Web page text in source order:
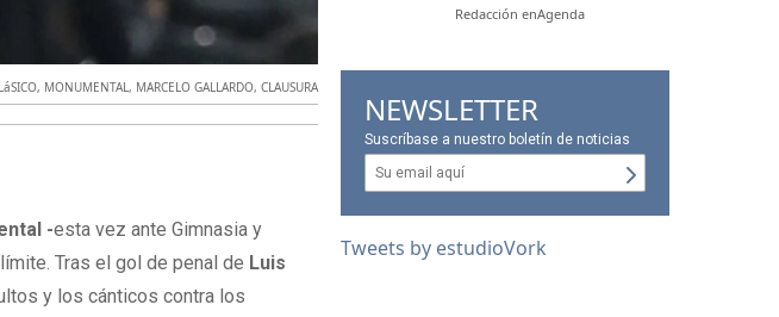
, MONUMENTAL, MARCELO GALLARDO,CLAUSURA
-esta vez ante Gimnasia y
Tras el gol de penal de Luis
y los cánticos contra los
Redacción enAgenda
NEWSLETTER
Suscríbase a nuestro boletín de noticias
Tweets by estudioVork